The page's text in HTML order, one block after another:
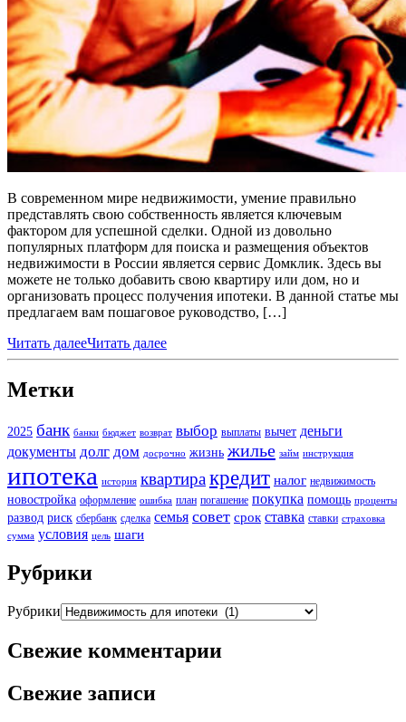
В современном мире недвижимости, умение правильно
представлять свою собственность является ключевым
фактором для успешной сделки. Одной из довольно
популярных платформ для поиска и размещения объектов
недвижимости в России является сервис Домклик. Здесь вы
можете не только добавить свою квартиру или дом, но и
организовать процесс получения ипотеки. В данной статье мы
предлагаем вам пошаговое руководство, […]
Читать далееЧитать далее
Метки
2025 банк банки бюджет возврат выбор выплаты вычет деньги
документы долг дом досрочно жизнь жилье займ инструкция
ипотека история квартиракредит налог недвижимость
новостройка оформление ошибка план погашение покупка помощь проценты
развод риск сбербанк сделка семья совет срок ставка ставки страховка
сумма условия цель шаги
Рубрики
Рубрики
Свежие комментарии
Свежие записи